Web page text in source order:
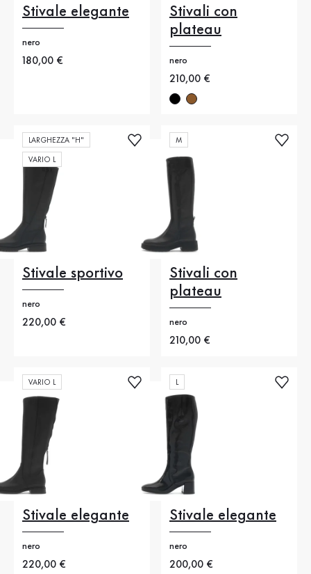
Stivale elegante
nero
Nuovo prezzo
180,00 €
Stivali con
plateau
nero
Nuovo prezzo
210,00 €
LARGHEZZA "H"
VARIO L
Stivale sportivo
nero
Nuovo prezzo
220,00 €
M
Stivali con
plateau
nero
Nuovo prezzo
210,00 €
VARIO L
Stivale elegante
nero
Nuovo prezzo
220,00 €
Stivale elegante
nero
Nuovo prezzo
200,00 €